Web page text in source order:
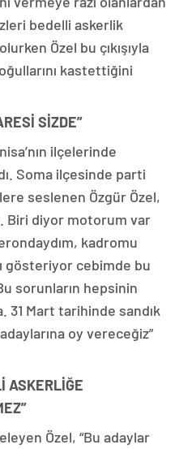
bedelli askerlik
Özel bu çıkışıyla
kastettiğini
SİZDE”
ilçelerinde
Soma ilçesinde parti
seslenen Özgür Özel,
Biri diyor motorum var
kadromu
gösteriyor cebimde bu
sorunların hepsinin
31 Mart tarihinde sandık
oy vereceğiz”
ASKERLİĞE
Özel, “Bu adaylar